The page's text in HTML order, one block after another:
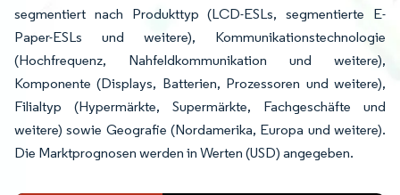
segmentiert nach Produkttyp (LCD-ESLs, segmentierte E-
Paper-ESLs und weitere), Kommunikationstechnologie
(Hochfrequenz, Nahfeldkommunikation und weitere),
Komponente (Displays, Batterien, Prozessoren und weitere),
Filialtyp (Hypermärkte, Supermärkte, Fachgeschäfte und
weitere) sowie Geografie (Nordamerika, Europa und weitere).
Die Marktprognosen werden in Werten (USD) angegeben.